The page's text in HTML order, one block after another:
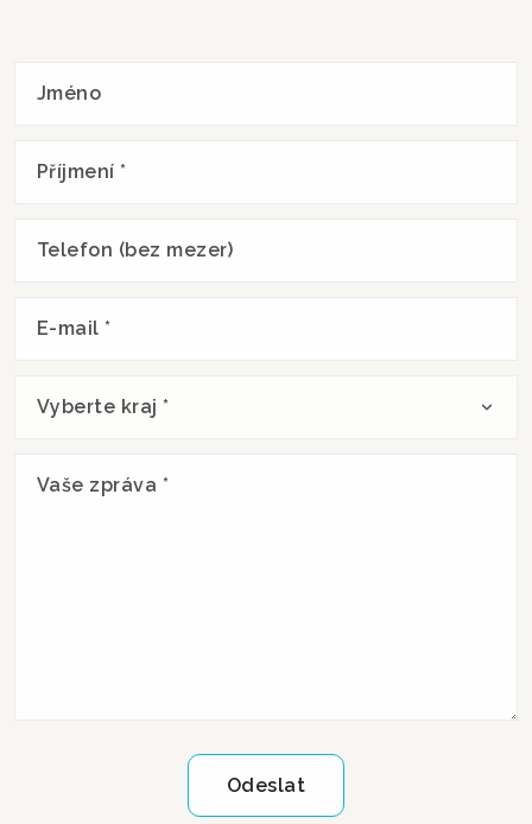
Odeslat